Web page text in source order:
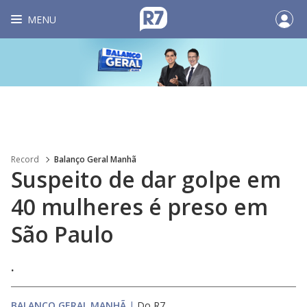
MENU
Record Balanço Geral Manhã
Suspeito de dar golpe em
40 mulheres é preso em
São Paulo
.